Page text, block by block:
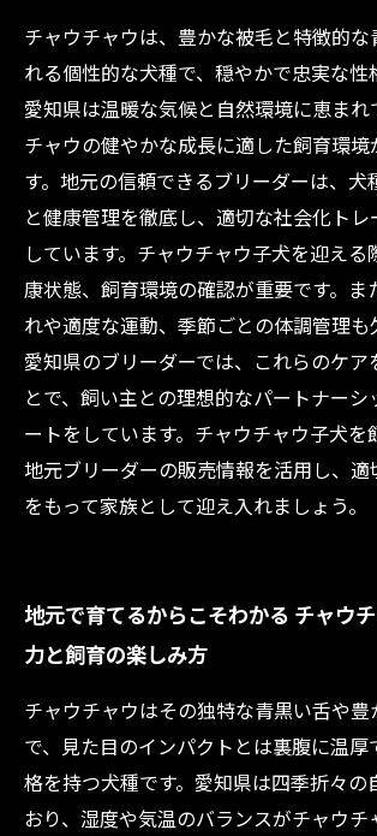
チャウチャウは、豊かな被毛と特徴的な
れる個性的な犬種で、穏やかで忠実な性
愛知県は温暖な気候と自然環境に恵まれ
チャウの健やかな成長に適した飼育環境
す。地元の信頼できるブリーダーは、犬
と健康管理を徹底し、適切な社会化ト
しています。チャウチャウ子犬を迎える
康状態、飼育環境の確認が重要です。ま
れや適度な運動、季節ごとの体調管理も
愛知県のブリーダーでは、これらのケア
とで、飼い主との理想的なパートナーシ
ートをしています。チャウチャウ子犬を
地元ブリーダーの販売情報を活用し、
をもって家族として迎え入れましょう。
地元で育てるからこそわかる チャウ
力と飼育の楽しみ方
チャウチャウはその独特な青黒い舌や
で、見た目のインパクトとは裏腹に温
格を持つ犬種です。愛知県は四季折々の
おり、湿度や気温のバランスがチャウ